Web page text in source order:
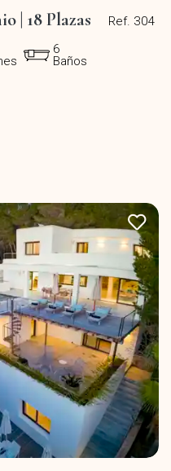
Ref. 304
| 18 Plazas
6
Baños